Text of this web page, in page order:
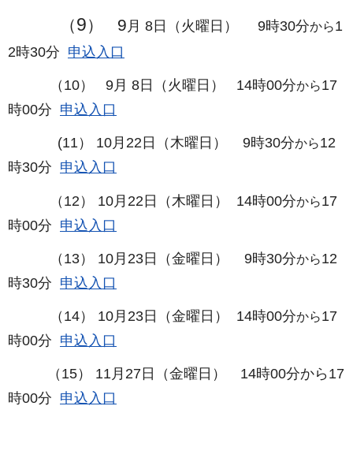
（9） 9 月 8日（火曜日） 9時30分から1
2時30分 申込入口
（10） 9月 8日（火曜日） 14時00分から17
時00分 申込入口
(11） 10月22日（木曜日） 9時30分から12
時30分 申込入口
（12） 10月22日（木曜日） 14時00分から17
時00分 申込入口
（13） 10月23日（金曜日）9時30分から12
時30分 申込入口
（14） 10月23日（金曜日） 14時00分から17
時00分 申込入口
（15） 11月27日（金曜日） 14時00分から17
時00分 申込入口